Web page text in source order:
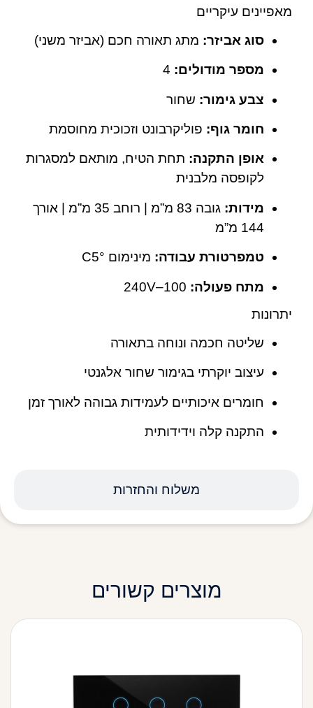
משלוח והחזרות
מאפיינים עיקריים
סוג אביזר: מתג תאורה חכם (אביזר משני)
מספר מודולים:
צבע גימור: שחור
חומר גוף: פוליקרבונט וזכוכית מחוסמת
אופן התקנה: תחת הטיח, מותאם למסגרות
לקופסה מלבנית
מידות:
גובה 83 מ”מ | רוחב 35 מ”מ | אורך
144 מ”מ
טמפרטורת עבודה: מינימום °C5
מתח פעולה:
יתרונות
שליטה חכמה ונוחה בתאורה
עיצוב יוקרתי בגימור שחור אלגנטי
חומרים איכותיים לעמידות גבוהה לאורך זמן
התקנה קלה וידידותית
מוצרים קשורים